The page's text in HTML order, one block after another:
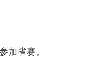
加省赛。